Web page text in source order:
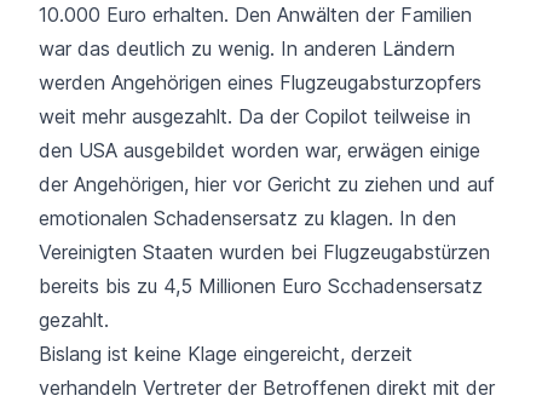
10.000 Euro erhalten. Den Anwälten der Familien
war das deutlich zu wenig. In anderen Ländern
werden Angehörigen eines Flugzeugabsturzopfers
weit mehr ausgezahlt. Da der Copilot teilweise in
den USA ausgebildet worden war, erwägen einige
der Angehörigen, hier vor Gericht zu ziehen und auf
emotionalen Schadensersatz zu klagen. In den
Vereinigten Staaten wurden bei Flugzeugabstürzen
bereits bis zu 4,5 Millionen Euro Scchadensersatz
gezahlt.
Bislang ist keine Klage eingereicht, derzeit
verhandeln Vertreter der Betroffenen direkt mit der